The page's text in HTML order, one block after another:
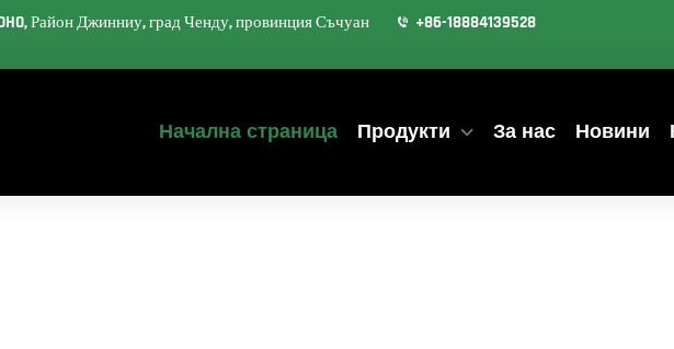
Район Джинниу, град Ченду, провинция Съчуан
+86-18884139528
Начална страница Продукти За нас Новини